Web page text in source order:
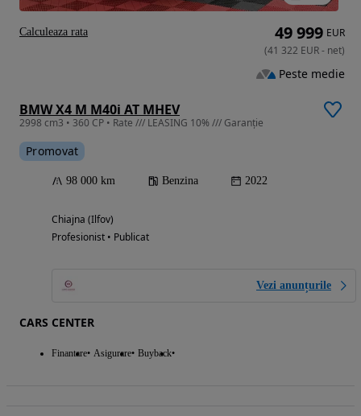
BMW X4 M M40i AT MHEV
2998 cm3 • 360 CP • Rate /// LEASING 10% /// Garanție
Promovat
98 000 km Benzina 2022
Chiajna (Ilfov)
Profesionist • Publicat
Vezi anunțurile
CARS CENTER
Finantare Asigurare Buyback
49 999 EUR
(41 322 EUR- net)
Peste medie
Calculeaza rata